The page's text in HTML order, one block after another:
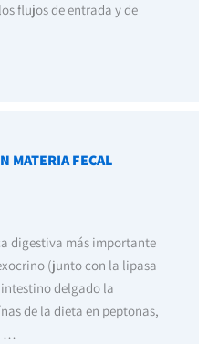
flujos de entrada y de
MATERIA FECAL
digestiva más importante
(junto con la lipasa
delgado la
de la dieta en peptonas,
…